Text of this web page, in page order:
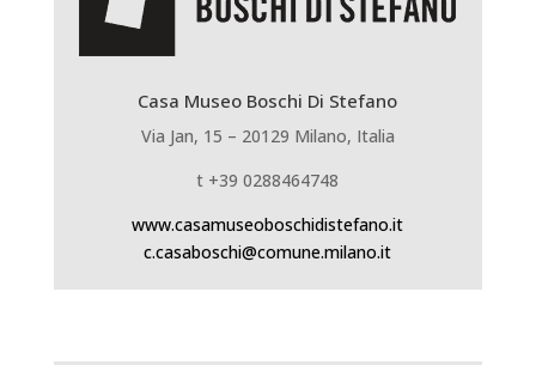
Casa Museo Boschi Di Stefano
Via Jan, 15 – 20129 Milano, Italia
t +39 0288464748
www.casamuseoboschidistefano.it
c.casaboschi@comune.milano.it